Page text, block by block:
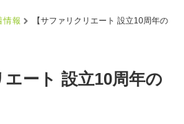
i
情報
【サファリクリエート 設立10周年の
エート 設立10周年の